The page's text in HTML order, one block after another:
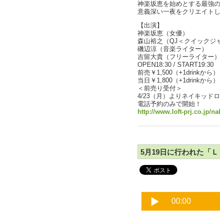
神楽坂恵を始めとする最強
意義深い一夜をクリエイト
【出演】
神楽坂恵（女優）
森山裕之（QJ＜クイックジ
磯辺涼（音楽ライター）
吉留大貴（フリーライター）
OPEN18:30 / START19:30
前売￥1,500（+1drinkから）
当日￥1,800（+1drinkから）
＜前売り受付＞
4/23（月）よりネイキッド
電話予約のみで開始！
http://www.loft-prj.co.jp/
5月19日に行われた「